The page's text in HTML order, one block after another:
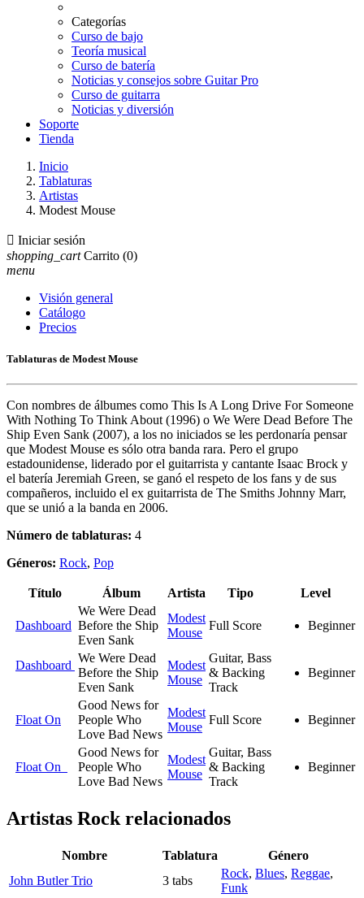
Categorías
Curso de bajo
Teoría musical
Curso de batería
Noticias y consejos sobre Guitar Pro
Curso de guitarra
Noticias y diversión
Soporte
Tienda
Inicio
Tablaturas
Artistas
Modest Mouse
 Iniciar sesión
shopping_cart Carrito (0)
menu
Visión general
Catálogo
Precios
Tablaturas de Modest Mouse
Con nombres de álbumes como This Is A Long Drive For Someone
With Nothing To Think About (1996) o We Were Dead Before The
Ship Even Sank (2007), a los no iniciados se les perdonaría pensar
que Modest Mouse es sólo otra banda rara. Pero el grupo
estadounidense, liderado por el guitarrista y cantante Isaac Brock y
el batería Jeremiah Green, se ganó el respeto de los fans y de sus
compañeros, incluido el ex guitarrista de The Smiths Johnny Marr,
que se unió a la banda en 2006.
Número de tablaturas: 4
Géneros: Rock, Pop
Título Álbum Artista Tipo Level
Dashboard
We Were Dead
Before the Ship
Even Sank
Modest
Mouse
Full Score Beginner
Dashboard
We Were Dead
Before the Ship
Even Sank
Modest
Mouse
Guitar, Bass
& Backing
Track
Beginner
Float On
Good News for
People Who
Love Bad News
Modest
Mouse
Full Score Beginner
Float On
Good News for
People Who
Love Bad News
Modest
Mouse
Guitar, Bass
& Backing
Track
Beginner
Artistas Rockrelacionados
Nombre Tablatura
Género
John Butler Trio
3 tabs
Rock, Blues, Reggae,
Funk